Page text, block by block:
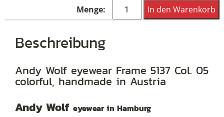
Andy
Wolf
5137
Col.
colorful
In den Warenkorb
Beschreibung
Andy Wolf eyewear Frame 5137 Col. 05
colorful, handmade in Austria
Andy Wolf eyewear in Hamburg